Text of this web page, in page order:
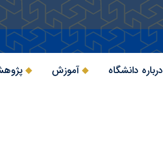
درباره دانشگاه آموزش